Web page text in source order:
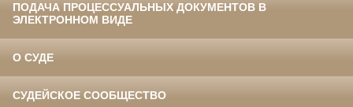
ПОДАЧА ПРОЦЕССУАЛЬНЫХ ДОКУМЕНТОВ В
ЭЛЕКТРОННОМ ВИДЕ
О СУДЕ
СУДЕЙСКОЕ СООБЩЕСТВО